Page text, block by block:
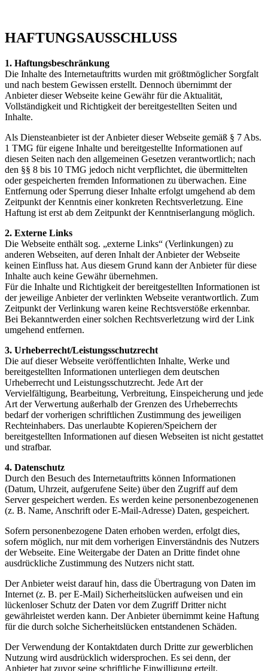
HAFTUNGSAUSSCHLUSS
1. Haftungsbeschränkung
Die Inhalte des Internetauftritts wurden mit größtmöglicher Sorgfalt
und nach bestem Gewissen erstellt. Dennoch übernimmt der
Anbieter dieser Webseite keine Gewähr für die Aktualität,
Vollständigkeit und Richtigkeit der bereitgestellten Seiten und
Inhalte.
Als Diensteanbieter ist der Anbieter dieser Webseite gemäß § 7 Abs.
1 TMG für eigene Inhalte und bereitgestellte Informationen auf
diesen Seiten nach den allgemeinen Gesetzen verantwortlich; nach
den §§ 8 bis 10 TMG jedoch nicht verpflichtet, die übermittelten
oder gespeicherten fremden Informationen zu überwachen. Eine
Entfernung oder Sperrung dieser Inhalte erfolgt umgehend ab dem
Zeitpunkt der Kenntnis einer konkreten Rechtsverletzung. Eine
Haftung ist erst ab dem Zeitpunkt der Kenntniserlangung möglich.
2. Externe Links
Die Webseite enthält sog. „externe Links“ (Verlinkungen) zu
anderen Webseiten, auf deren Inhalt der Anbieter der Webseite
keinen Einfluss hat. Aus diesem Grund kann der Anbieter für diese
Inhalte auch keine Gewähr übernehmen.
Für die Inhalte und Richtigkeit der bereitgestellten Informationen ist
der jeweilige Anbieter der verlinkten Webseite verantwortlich. Zum
Zeitpunkt der Verlinkung waren keine Rechtsverstöße erkennbar.
Bei Bekanntwerden einer solchen Rechtsverletzung wird der Link
umgehend entfernen.
3. Urheberrecht/Leistungsschutzrecht
Die auf dieser Webseite veröffentlichten Inhalte, Werke und
bereitgestellten Informationen unterliegen dem deutschen
Urheberrecht und Leistungsschutzrecht. Jede Art der
Vervielfältigung, Bearbeitung, Verbreitung, Einspeicherung und jede
Art der Verwertung außerhalb der Grenzen des Urheberrechts
bedarf der vorherigen schriftlichen Zustimmung des jeweiligen
Rechteinhabers. Das unerlaubte Kopieren/Speichern der
bereitgestellten Informationen auf diesen Webseiten ist nicht gestattet
und strafbar.
4. Datenschutz
Durch den Besuch des Internetauftritts können Informationen
(Datum, Uhrzeit, aufgerufene Seite) über den Zugriff auf dem
Server gespeichert werden. Es werden keine personenbezogenenen
(z. B. Name, Anschrift oder E-Mail-Adresse) Daten, gespeichert.
Sofern personenbezogene Daten erhoben werden, erfolgt dies,
sofern möglich, nur mit dem vorherigen Einverständnis des Nutzers
der Webseite. Eine Weitergabe der Daten an Dritte findet ohne
ausdrückliche Zustimmung des Nutzers nicht statt.
Der Anbieter weist darauf hin, dass die Übertragung von Daten im
Internet (z. B. per E-Mail) Sicherheitslücken aufweisen und ein
lückenloser Schutz der Daten vor dem Zugriff Dritter nicht
gewährleistet werden kann. Der Anbieter übernimmt keine Haftung
für die durch solche Sicherheitslücken entstandenen Schäden.
Der Verwendung der Kontaktdaten durch Dritte zur gewerblichen
Nutzung wird ausdrücklich widersprochen. Es sei denn, der
Anbieter hat zuvor seine schriftliche Einwilligung erteilt.